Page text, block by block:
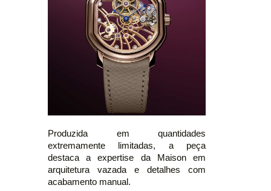
Produzida em quantidades
extremamente limitadas, a peça
destaca a expertise da Maison em
arquitetura vazada e detalhes com
acabamento manual.